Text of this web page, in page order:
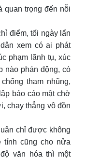
quan trọng đến nỗi
điểm, tối ngày lẩn
xem có ai phát
phạm lãnh tụ, xúc
nào phản động, có
tham nhũng,
báo cáo mật chờ
chạy thẳng vô đồn
chỉ được không
tính cũng cho nửa
văn hóa thì một